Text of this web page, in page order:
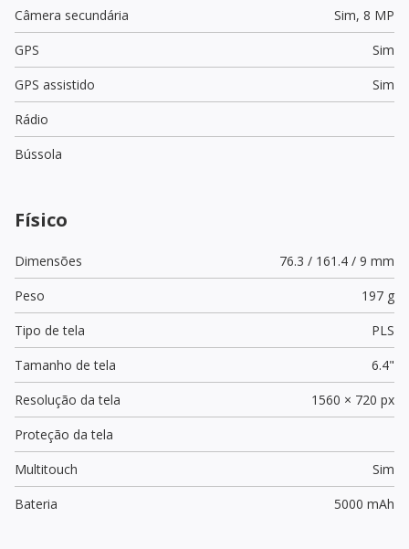
Câmera secundária
Sim, 8 MP
GPS
Sim
GPS assistido
Sim
Rádio
Bússola
Físico
Dimensões
76.3 / 161.4 / 9 mm
Peso
197 g
Tipo de tela
PLS
Tamanho de tela
6.4"
Resolução da tela
1560 × 720 px
Proteção da tela
Multitouch
Sim
Bateria
5000 mAh